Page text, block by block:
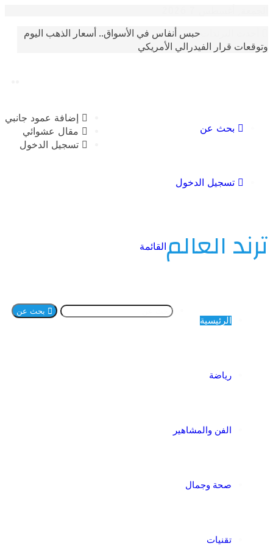
حبس أنفاس في الأسواق.. أسعار الذهب اليوم
قرار الفيدرالي الأمريكي
إضافة عمود جانبي
مقال عشوائي
تسجيل الدخول
بحث عن
تسجيل الدخول
العالمالقائمة
الفن والمشاهير
صحة وجمال
بحث عن